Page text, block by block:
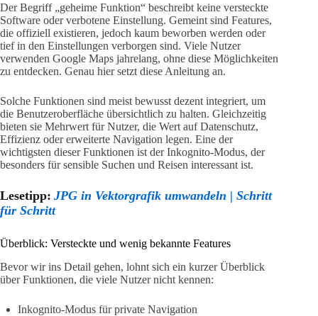
Der Begriff „geheime Funktion“ beschreibt keine versteckte
Software oder verbotene Einstellung. Gemeint sind Features,
die offiziell existieren, jedoch kaum beworben werden oder
tief in den Einstellungen verborgen sind. Viele Nutzer
verwenden Google Maps jahrelang, ohne diese Möglichkeiten
zu entdecken. Genau hier setzt diese Anleitung an.
Solche Funktionen sind meist bewusst dezent integriert, um
die Benutzeroberfläche übersichtlich zu halten. Gleichzeitig
bieten sie Mehrwert für Nutzer, die Wert auf Datenschutz,
Effizienz oder erweiterte Navigation legen. Eine der
wichtigsten dieser Funktionen ist der Inkognito-Modus, der
besonders für sensible Suchen und Reisen interessant ist.
Lesetipp: JPG in Vektorgrafik umwandeln | Schritt
für Schritt
Überblick: Versteckte und wenig bekannte Features
Bevor wir ins Detail gehen, lohnt sich ein kurzer Überblick
über Funktionen, die viele Nutzer nicht kennen:
Inkognito-Modus für private Navigation